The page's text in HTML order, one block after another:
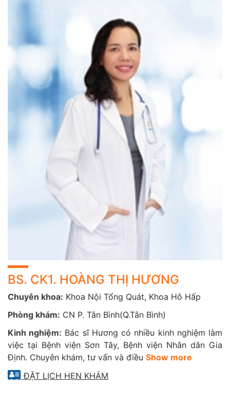
BS. CK1. HOÀNG THỊ HƯƠNG
Chuyên khoa: Khoa Nội Tổng Quát, Khoa Hô Hấp
Phòng khám: CN P. Tân Bình(Q.Tân Bình)
Kinh nghiệm: Bác sĩ Hương có nhiều kinh nghiệm làm
việc tại Bệnh viện Sơn Tây, Bệnh viện Nhân dân Gia
Định. Chuyên khám, tư vấn và điều Show more
ĐẶT LỊCH HẸN KHÁM